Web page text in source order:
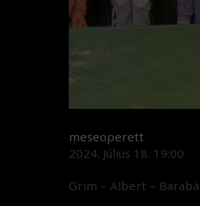
meseoperett
2024. Július 18. 19:00
Grim – Albert –